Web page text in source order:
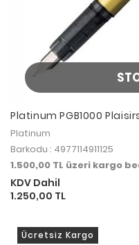
Platinum PGB1000
Uç
Platinum
Barkodu : 4977114911125
1.500,00 TL üzeri kargo
KDV Dahil
1.250,00 TL
Ücretsiz Kargo